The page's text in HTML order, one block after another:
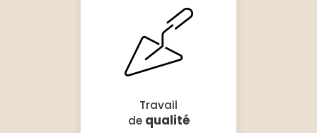
Travail
de qualité